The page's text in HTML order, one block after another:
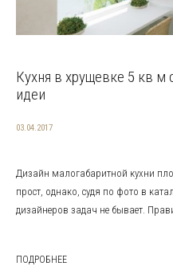
Кухня в хрущевке 5 кв
идеи
03.04.2017
Дизайн малогабаритной кухни
прост, однако, судя по фото в
дизайнеров задач не бывает.
ПОДРОБНЕЕ